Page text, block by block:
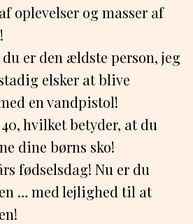
oplevelser og masser af
er den ældste person, jeg
elsker at blive
en vandpistol!
hvilket betyder, at du
dine børns sko!
fødselsdag! Nu er du
… med lejlighed til at